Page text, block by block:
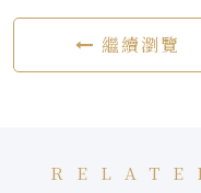
繼續瀏覽